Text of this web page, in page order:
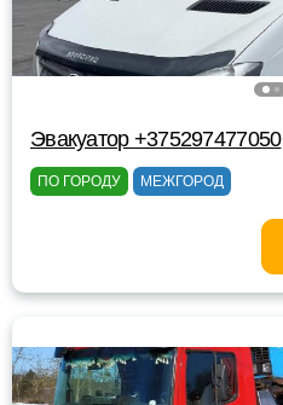
Эвакуатор +375297477050
ПО ГОРОДУ МЕЖГОРОД